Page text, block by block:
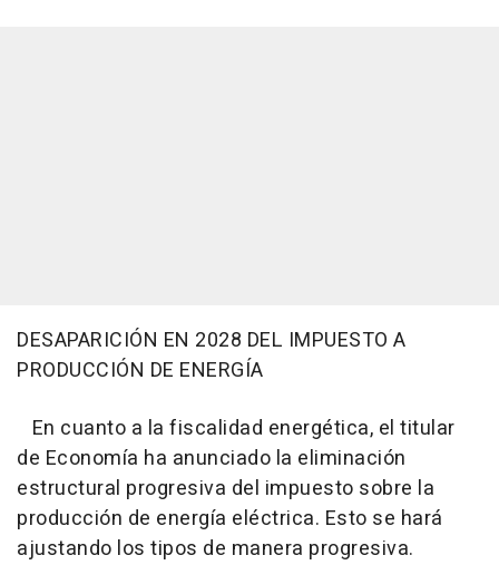
DESAPARICIÓN EN 2028 DEL IMPUESTO A
PRODUCCIÓN DE ENERGÍA
En cuanto a la fiscalidad energética, el titular
de Economía ha anunciado la eliminación
estructural progresiva del impuesto sobre la
producción de energía eléctrica. Esto se hará
ajustando los tipos de manera progresiva.